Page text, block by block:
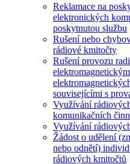
Reklamace na
elektronických
poskytnutou službu
Rušení nebo
rádiové kmitočty
Rušení provozu
souvisejícími s
Využívání
komunikačních
Využívání
Žádost o udělení
nebo odnětí)
rádiových kmitočtů